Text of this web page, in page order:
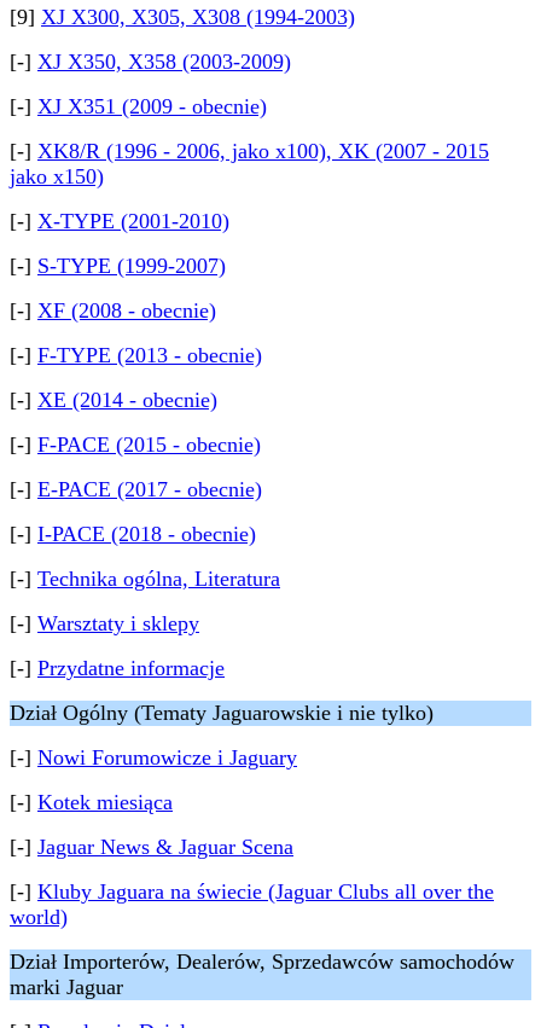
[9] XJ X300, X305, X308 (1994-2003)
[-] XJ X350, X358 (2003-2009)
[-] XJ X351 (2009 - obecnie)
[-] XK8/R (1996 - 2006, jako x100), XK (2007 - 2015
jako x150)
[-] X-TYPE (2001-2010)
[-] S-TYPE (1999-2007)
[-] XF (2008 - obecnie)
[-] F-TYPE (2013 - obecnie)
[-] XE (2014 - obecnie)
[-] F-PACE (2015 - obecnie)
[-] E-PACE (2017 - obecnie)
[-] I-PACE (2018 - obecnie)
[-] Technika ogólna, Literatura
[-] Warsztaty i sklepy
[-] Przydatne informacje
Dział Ogólny (Tematy Jaguarowskie i nie tylko)
[-] Nowi Forumowicze i Jaguary
[-] Kotek miesiąca
[-] Jaguar News & Jaguar Scena
[-] Kluby Jaguara na świecie (Jaguar Clubs all over the
world)
Dział Importerów, Dealerów, Sprzedawców samochodów
marki Jaguar